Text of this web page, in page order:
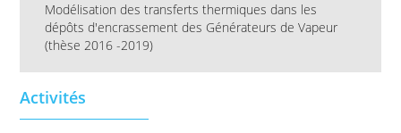
Modélisation des transferts thermiques dans les
dépôts d'encrassement des Générateurs de Vapeur
(thèse 2016 -2019)
Activités